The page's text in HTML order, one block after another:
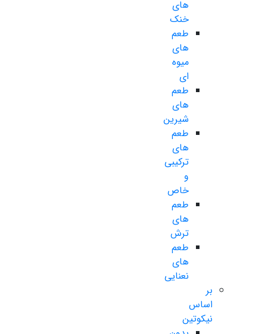
های
خنک
طعم
های
میوه
ای
طعم
های
شیرین
طعم
های
ترکیبی
و
خاص
طعم
های
ترش
طعم
های
نعنایی
بر
اساس
نیکوتین